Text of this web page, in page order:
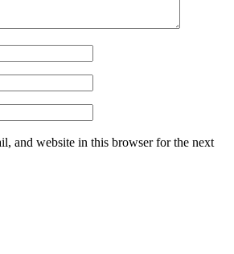
and website in this browser for the next